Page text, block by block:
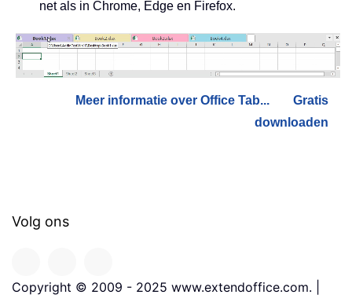
net als in Chrome, Edge en Firefox.
Meer informatie over Office Tab...
Gratis
downloaden
Volg ons
Copyright © 2009 - 2025 www.extendoffice.com. |